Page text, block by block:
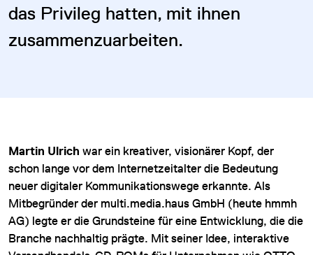
das Privileg hatten, mit ihnen
zusammenzuarbeiten.
Martin Ulrich war ein kreativer, visionärer Kopf, der
schon lange vor dem Internetzeitalter die Bedeutung
neuer digitaler Kommunikationswege erkannte. Als
Mitbegründer der multi.media.haus GmbH (heute hmmh
AG) legte er die Grundsteine für eine Entwicklung, die die
Branche nachhaltig prägte. Mit seiner Idee, interaktive